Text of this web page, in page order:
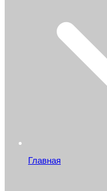
Главная